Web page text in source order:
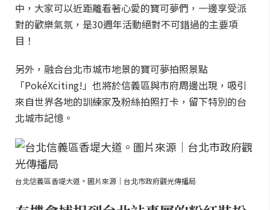
中，大家可以近距離看著心愛的寶可夢們，一邊享受派
對的歡樂氣氛，是30週年活動絕對不可錯過的主要項
目！
另外，融合台北市城市地景的寶可夢拍照景點
「PokéXciting!」也將於信義區與市府周邊出現，吸引
來自世界各地的訓練家及粉絲拍照打卡，留下特別的台
北城市記憶。
台北信義區香堤大道。圖片來源｜台北市政府觀光傳播局